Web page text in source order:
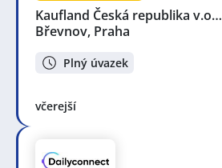
Kaufland Česká republika v.o…
Břevnov, Praha
Plný úvazek
včerejší